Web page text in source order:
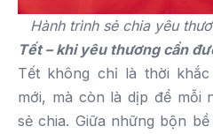
Hành trình sẻ chia yêu
Tết – khi yêu thương cần
Tết không chỉ là thời
mới, mà còn là dịp để mỗi
sẻ chia. Giữa những bộn